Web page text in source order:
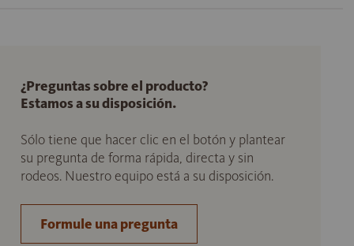
¿Preguntas sobre el producto?
Estamos a su disposición.
Sólo tiene que hacer clic en el botón y plantear
su pregunta de forma rápida, directa y sin
rodeos. Nuestro equipo está a su disposición.
Formule una pregunta